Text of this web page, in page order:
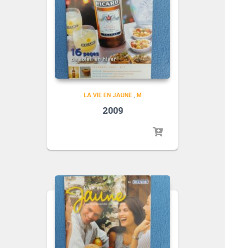
LA VIE EN JAUNE, M
2009